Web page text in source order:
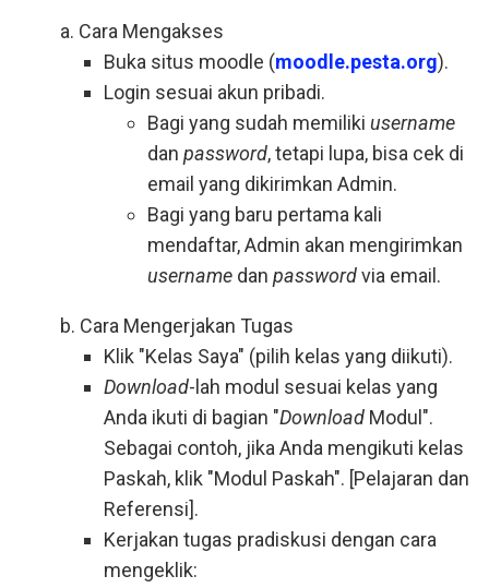
a. Cara Mengakses
Buka situs moodle (moodle.pesta.org).
Login sesuai akun pribadi.
Bagi yang sudah memiliki username
dan password, tetapi lupa, bisa cek di
email yang dikirimkan Admin.
Bagi yang baru pertama kali
mendaftar, Admin akan mengirimkan
username dan passwordvia email.
b. Cara Mengerjakan Tugas
Klik "Kelas Saya" (pilih kelas yang diikuti).
Download-lah modul sesuai kelas yang
Anda ikuti di bagian "Download Modul".
Sebagai contoh, jika Anda mengikuti kelas
Paskah, klik "Modul Paskah". [Pelajaran dan
Referensi].
Kerjakan tugas pradiskusi dengan cara
mengeklik: